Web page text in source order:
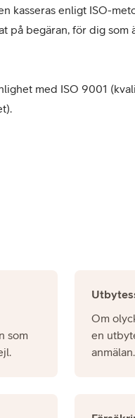
kasseras enligt ISO-
på begäran, för dig
med ISO 9001
som
Om
en
anmälan.